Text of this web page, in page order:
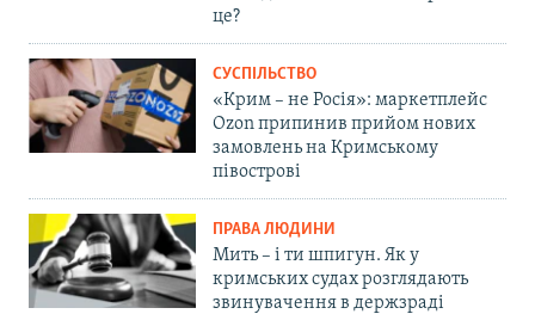
це?
СУСПІЛЬСТВО
«Крим – не Росія»: маркетплейс
Ozon припинив прийом нових
замовлень на Кримському
півострові
ПРАВА ЛЮДИНИ
Мить – і ти шпигун. Як у
кримських судах розглядають
звинувачення в держзраді